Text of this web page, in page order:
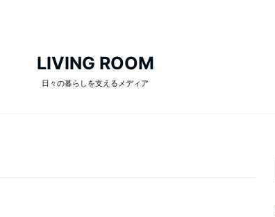
LIVING ROOM
日々の暮らしを支えるメディア